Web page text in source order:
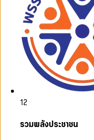
12
รวมพลังประชาชน